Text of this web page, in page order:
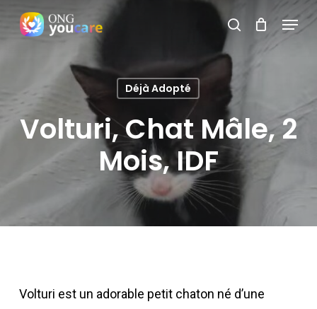
Skip
search
Menu
Déjà Adopté
Volturi, Chat Mâle, 2
Mois, IDF
Volturi est un adorable petit chaton né d’une